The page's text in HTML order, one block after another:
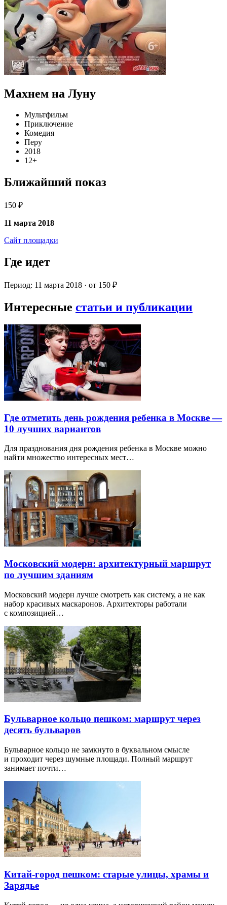
Махнем на Луну
Мультфильм
Приключение
Комедия
Перу
2018
12+
Ближайший показ
150 ₽
11 марта 2018
Сайт площадки
Где идет
Период: 11 марта 2018 · от 150 ₽
Интересные статьи и публикации
Где отметить день рождения ребенка в Москве —
10 лучших вариантов
Для празднования дня рождения ребенка в Москве можно
найти множество интересных мест…
Московский модерн: архитектурный маршрут
по лучшим зданиям
Московский модерн лучше смотреть как систему, а не как
набор красивых маскаронов. Архитекторы работали
с композицией…
Бульварное кольцо пешком: маршрут через
десять бульваров
Бульварное кольцо не замкнуто в буквальном смысле
и проходит через шумные площади. Полный маршрут
занимает почти…
Китай-город пешком: старые улицы, храмы и
Зарядье